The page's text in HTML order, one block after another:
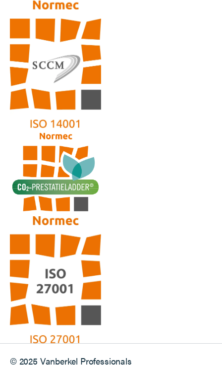
© 2025 Vanberkel Professionals